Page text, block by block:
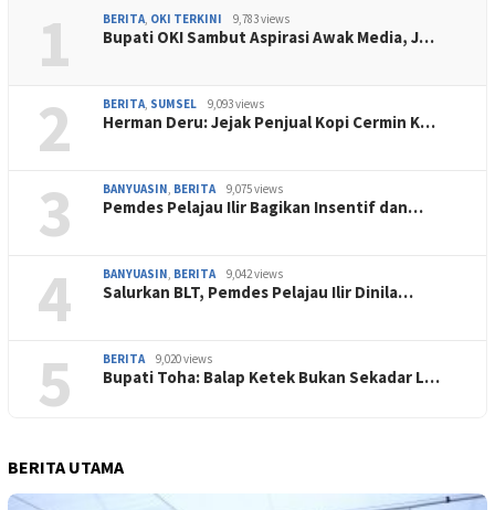
1 BERITA, OKI TERKINI 9,783 views
Bupati OKI Sambut Aspirasi Awak Media, J…
2 BERITA, SUMSEL 9,093 views
Herman Deru: Jejak Penjual Kopi Cermin K…
3 BANYUASIN, BERITA 9,075 views
Pemdes Pelajau Ilir Bagikan Insentif dan…
4 BANYUASIN, BERITA 9,042 views
Salurkan BLT, Pemdes Pelajau Ilir Dinila…
5 BERITA 9,020 views
Bupati Toha: Balap Ketek Bukan Sekadar L…
BERITA UTAMA